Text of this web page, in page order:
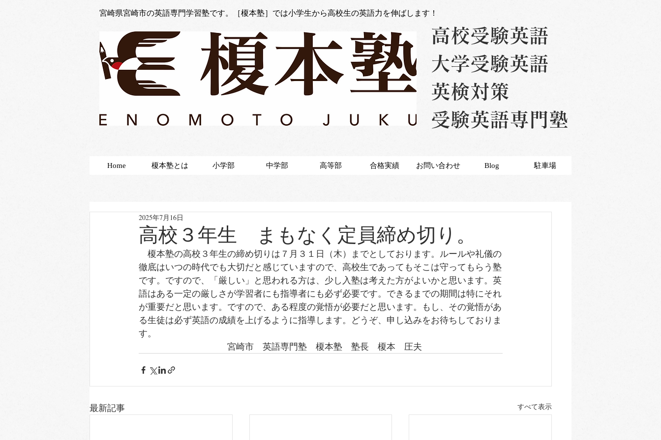
宮崎県宮崎市の英語専門学習塾です。［榎本塾］では小学生から高校生の英語力を伸ばします！
高校受験英語
大学受験英語
英検対策
受験英語専門塾
Home 榎本塾とは 小学部 中学部 高等部 合格実績 お問い合わせ Blog 駐車場
高校３年生 まもなく定員締め切り。
2025年7月16日
榎本塾の高校３年生の締め切りは７月３１日（木）までとしております。ルールや礼儀の
徹底はいつの時代でも大切だと感じていますので、高校生であってもそこは守ってもらう塾
です。ですので、「厳しい」と思われる方は、少し入塾は考えた方がよいかと思います。英
語はある一定の厳しさが学習者にも指導者にも必ず必要です。できるまでの期間は特にそれ
が重要だと思います。ですので、ある程度の覚悟が必要だと思います。もし、その覚悟があ
る生徒は必ず英語の成績を上げるように指導します。どうぞ、申し込みをお待ちしておりま
す。
宮崎市　英語専門塾　榎本塾　塾長　榎本　圧夫
最新記事 すべて表示